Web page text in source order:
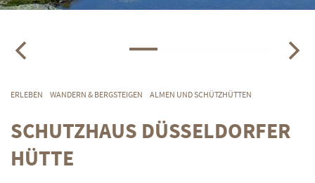
ERLEBEN WANDERN & BERGSTEIGEN ALMEN UND SCHÜTZHÜTTEN
SCHUTZHAUS DÜSSELDORFER
HÜTTE